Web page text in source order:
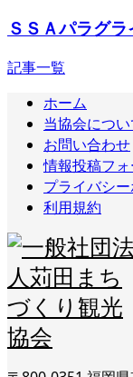
ＳＳＡパラグ
記事一覧
ホーム
当協会につい
お問い合わせ
情報投稿フ
プライバシ
利用規約